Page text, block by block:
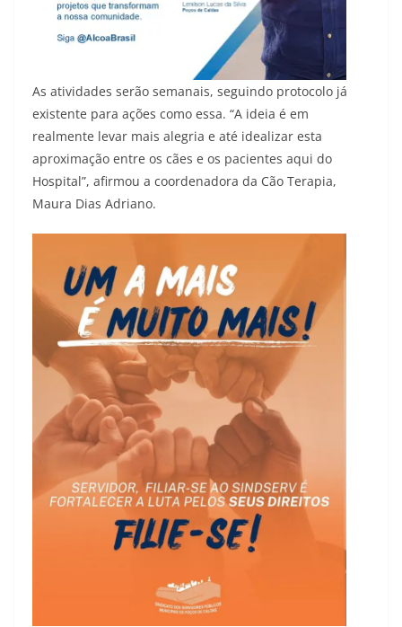
As atividades serão semanais, seguindo protocolo já
existente para ações como essa. “A ideia é em
realmente levar mais alegria e até idealizar esta
aproximação entre os cães e os pacientes aqui do
Hospital”, afirmou a coordenadora da Cão Terapia,
Maura Dias Adriano.